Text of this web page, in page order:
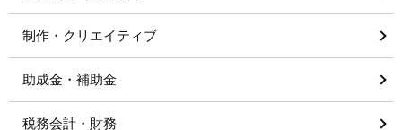
制作・クリエイティブ
助成金・補助金
税務会計・財務